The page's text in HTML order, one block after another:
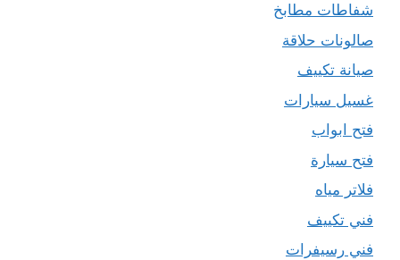
شفاطات مطابخ
صالونات حلاقة
صيانة تكييف
غسيل سيارات
فتح ابواب
فتح سيارة
فلاتر مياه
فني تكييف
فني رسيفرات